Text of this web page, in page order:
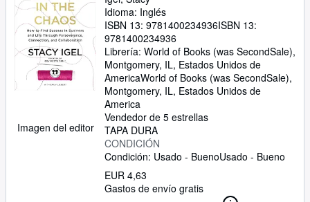
Vendedores
Comenzar a vender
Ayuda
CERRAR
Imagen del editor
Idioma: Inglés
ISBN 13: 9781400234936ISBN 13:
9781400234936
Librería: World of Books (was SecondSale),
Montgomery, IL, Estados Unidos de
AmericaWorld of Books (was SecondSale),
Montgomery, IL, Estados Unidos de
America
Vendedor de 5 estrellas
TAPA DURA
CONDICIÓN
Condición: Usado - BuenoUsado - Bueno
EUR 4,63
Gastos de envío gratis